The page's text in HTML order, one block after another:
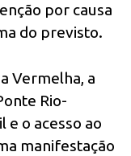
por causa
do previsto.
Vermelha, a
Rio-
e o acesso ao
manifestação